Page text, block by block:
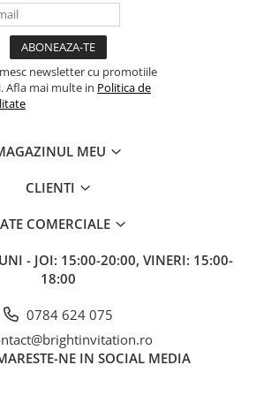
newsletter cu promotiile
Afla mai multe in Politica de
MEU
CLIENTI
COMERCIALE
- JOI: 15:00-20:00, VINERI: 15:00-
18:00
0784 624 075
NE IN SOCIAL MEDIA